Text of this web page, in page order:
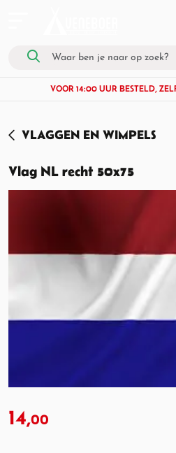
VOOR 14:00 UUR BESTELD,
VLAGGEN EN WIMPELS
Vlag NL recht 50x75
14,00